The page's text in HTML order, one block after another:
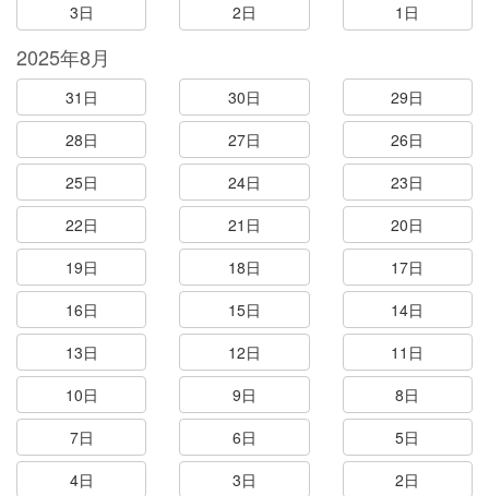
3日
2日 1日
2025年8月
31日 30日
29日
28日
27日
26日
25日
24日
23日
22日
21日
20日
19日
18日
17日
16日
15日
14日
13日
12日
11日
10日
9日
8日
7日
6日
5日
4日
3日
2日